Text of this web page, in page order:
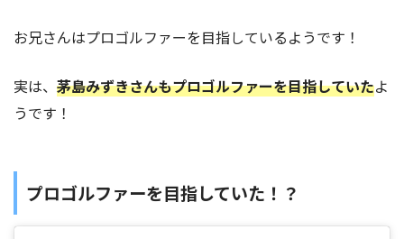
お兄さんはプロゴルファーを目指しているようです！
実は、 茅島みずきさんもプロゴルファーを目指していたよ
うです！
プロゴルファーを目指していた！？